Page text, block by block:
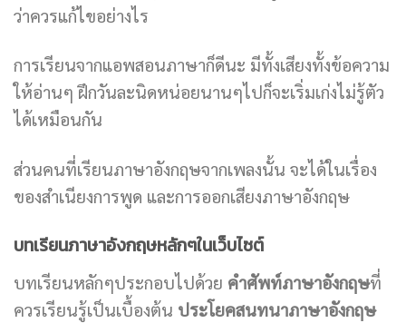
ว่าควรแก้ไขอย่างไร
การเรียนจากแอพสอนภาษาก็ดีนะ มีทั้งเสียงทั้งข้อความ
ให้อ่านๆ ฝึกวันละนิดหน่อยนานๆไปก็จะเริ่มเก่งไม่รู้ตัว
ได้เหมือนกัน
ส่วนคนที่เรียนภาษาอังกฤษจากเพลงนั้น จะได้ในเรื่อง
ของสำเนียงการพูด และการออกเสียงภาษาอังกฤษ
บทเรียนภาษาอังกฤษหลักๆในเว็บไซต์
บทเรียนหลักๆประกอบไปด้วย คำศัพท์ภาษาอังกฤษที่
ควรเรียนรู้เป็นเบื้องต้น ประโยคสนทนาภาษาอังกฤษ